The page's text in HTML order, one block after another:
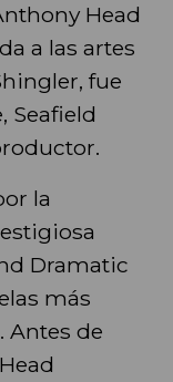
Head
a las artes
fue
Seafield
la
Dramatic
más
Antes de